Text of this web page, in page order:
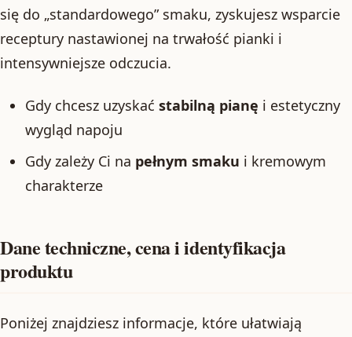
się do „standardowego” smaku, zyskujesz wsparcie
receptury nastawionej na trwałość pianki i
intensywniejsze odczucia.
Gdy chcesz uzyskać stabilną pianę i estetyczny
wygląd napoju
Gdy zależy Ci na pełnym smaku i kremowym
charakterze
Dane techniczne, cena i identyfikacja
produktu
Poniżej znajdziesz informacje, które ułatwiają